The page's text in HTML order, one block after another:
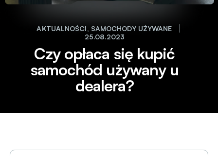
AKTUALNOŚCI, SAMOCHODY UŻYWANE
25.08.2023
Czy opłaca się kupić
samochód używany u
dealera?